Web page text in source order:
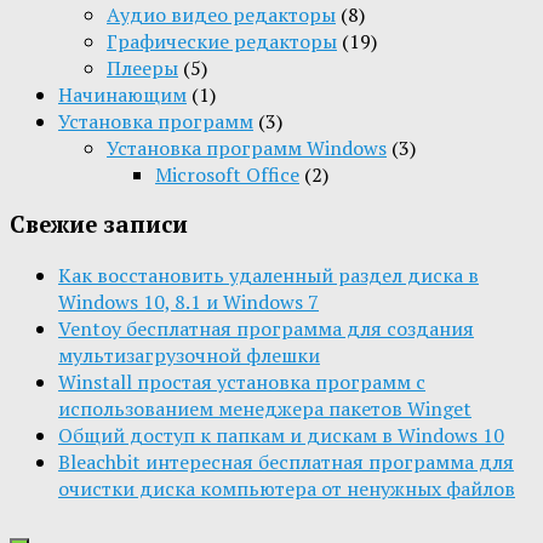
Aудио видео редакторы (8)
Графические редакторы (19)
Плееры (5)
Начинающим (1)
Установка программ (3)
Установка программ Windows (3)
Microsoft Office (2)
Свежие записи
Как восстановить удаленный раздел диска в
Windows 10, 8.1 и Windows 7
Ventoy бесплатная программа для создания
мультизагрузочной флешки
Winstall простая установка программ с
использованием менеджера пакетов Winget
Общий доступ к папкам и дискам в Windows 10
Bleachbit интересная бесплатная программа для
очистки диска компьютера от ненужных файлов